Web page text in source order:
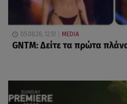
05.08.26, 12:51 MEDIA
GNTM: Δείτε τα πρώτα